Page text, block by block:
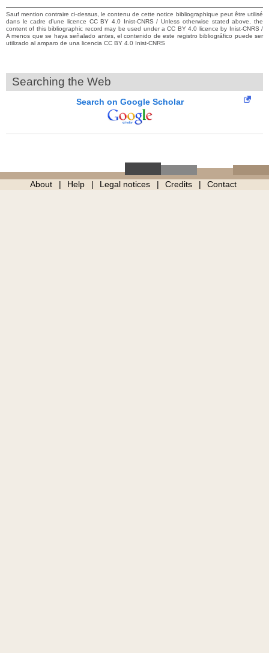
Sauf mention contraire ci-dessus, le contenu de cette notice bibliographique peut être utilisé
dans le cadre d’une licence CC BY 4.0 Inist-CNRS / Unless otherwise stated above, the
content of this bibliographic record may be used under a CC BY 4.0 licence by Inist-CNRS /
A menos que se haya señalado antes, el contenido de este registro bibliográfico puede ser
utilizado al amparo de una licencia CC BY 4.0 Inist-CNRS
Searching the Web
Search on Google Scholar
About Help Legal notices Credits Contact